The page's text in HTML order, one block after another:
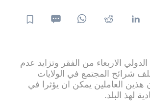
الاربعاء من الفقر وتزايد عدم
شرائح المجتمع في الولايات
هذين العاملين يمكن ان يؤثرا في
لهذ البلد.